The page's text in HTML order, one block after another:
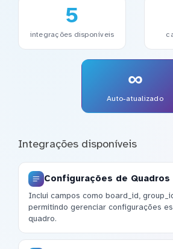
5
integrações disponíveis
∞
Auto-atualizado
Integrações disponíveis
Configurações de Quadros
Inclui campos como board_id,
permitindo gerenciar configurações
quadro.